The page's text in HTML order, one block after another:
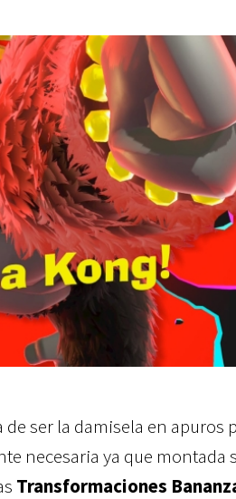
de ser la damisela en apuros
necesaria ya que montada
Transformaciones